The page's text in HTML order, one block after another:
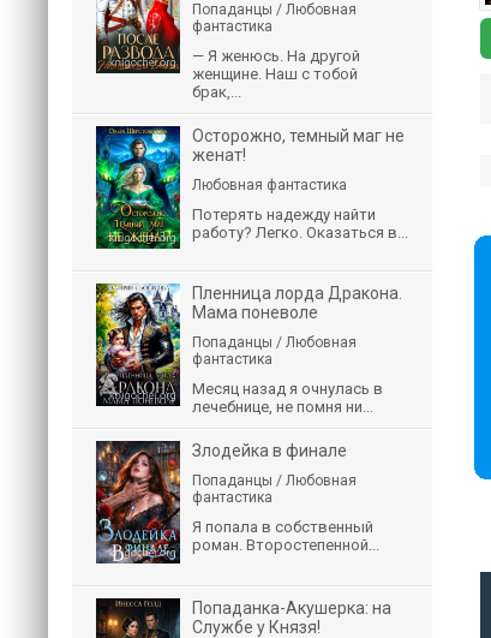
Попаданцы / Любовная
фантастика
— Я женюсь. На другой
женщине. Наш с тобой
брак,...
Осторожно, темный маг не
женат!
Любовная фантастика
Потерять надежду найти
работу? Легко. Оказаться в...
Пленница лорда Дракона.
Мама поневоле
Попаданцы / Любовная
фантастика
Месяц назад я очнулась в
лечебнице, не помня ни...
Злодейка в финале
Попаданцы / Любовная
фантастика
Я попала в собственный
роман. Второстепенной...
Попаданка-Акушерка: на
Службе у Князя!